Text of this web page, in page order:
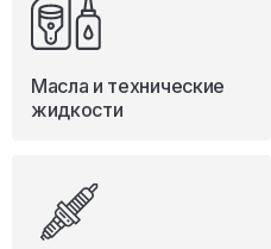
Масла и технические
жидкости